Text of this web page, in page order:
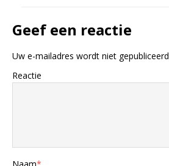
Geef een reactie
Uw e-mailadres wordt niet
Reactie